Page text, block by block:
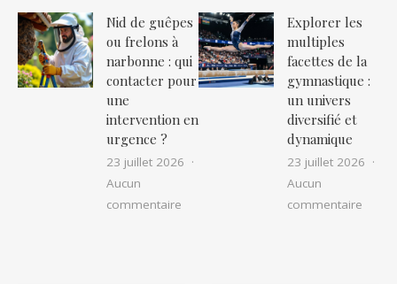
Nid de guêpes
ou frelons à
narbonne : qui
contacter pour
une
intervention en
urgence ?
23 juillet 2026
Aucun
commentaire sur Nid de guêpes ou frelons à
Explorer les
multiples
facettes de la
gymnastique :
un univers
diversifié et
dynamique
23 juillet 2026
Aucun
commentaire